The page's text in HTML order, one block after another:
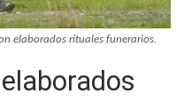
elaborados rituales funerarios.